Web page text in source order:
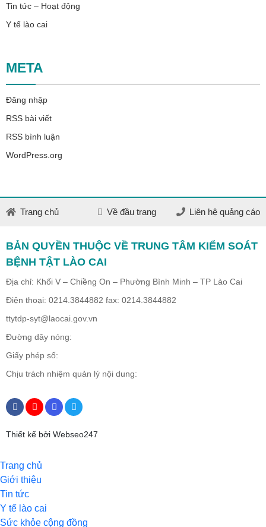
Tin tức – Hoạt động
Y tế lào cai
META
Đăng nhập
RSS bài viết
RSS bình luận
WordPress.org
Trang chủ Về đầu trang Liên hệ quảng cáo
BẢN QUYỀN THUỘC VỀ TRUNG TÂM KIỂM SOÁT
BỆNH TẬT LÀO CAI
Địa chỉ: Khối V – Chiềng On – Phường Bình Minh – TP Lào Cai
Điện thoại: 0214.3844882 fax: 0214.3844882
ttytdp-syt@laocai.gov.vn
Đường dây nóng:
Giấy phép số:
Chịu trách nhiệm quản lý nội dung:
Thiết kế bởi Webseo247
Trang chủ
Giới thiệu
Tin tức
Y tế lào cai
Sức khỏe cộng đồng